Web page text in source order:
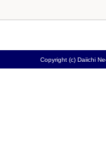
Copyright (c) Daiichi